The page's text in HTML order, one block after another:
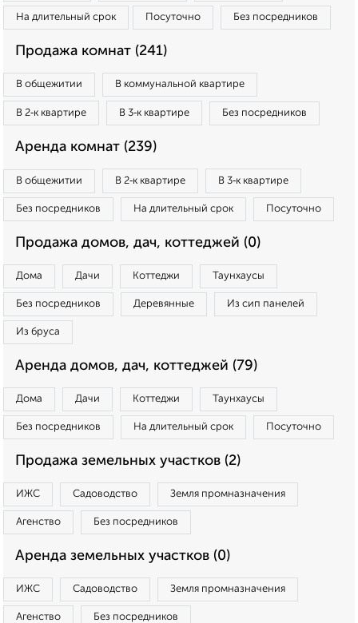
На длительный срок Посуточно Без посредников
Продажа комнат (241)
В общежитии В коммунальной квартире
В 2‑к квартире В 3‑к квартире Без посредников
Аренда комнат (239)
В общежитии В 2‑к квартире В 3‑к квартире
Без посредников На длительный срок Посуточно
Продажа домов, дач, коттеджей (0)
Дома Дачи Коттеджи Таунхаусы
Без посредников Деревянные Из сип панелей
Из бруса
Аренда домов, дач, коттеджей (79)
Дома Дачи Коттеджи Таунхаусы
Без посредников На длительный срок Посуточно
Продажа земельных участков (2)
ИЖС Садоводство Земля промназначения
Агенство Без посредников
Аренда земельных участков (0)
ИЖС Садоводство Земля промназначения
Агенство Без посредников